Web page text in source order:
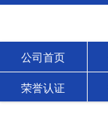
公司首页
荣誉认证